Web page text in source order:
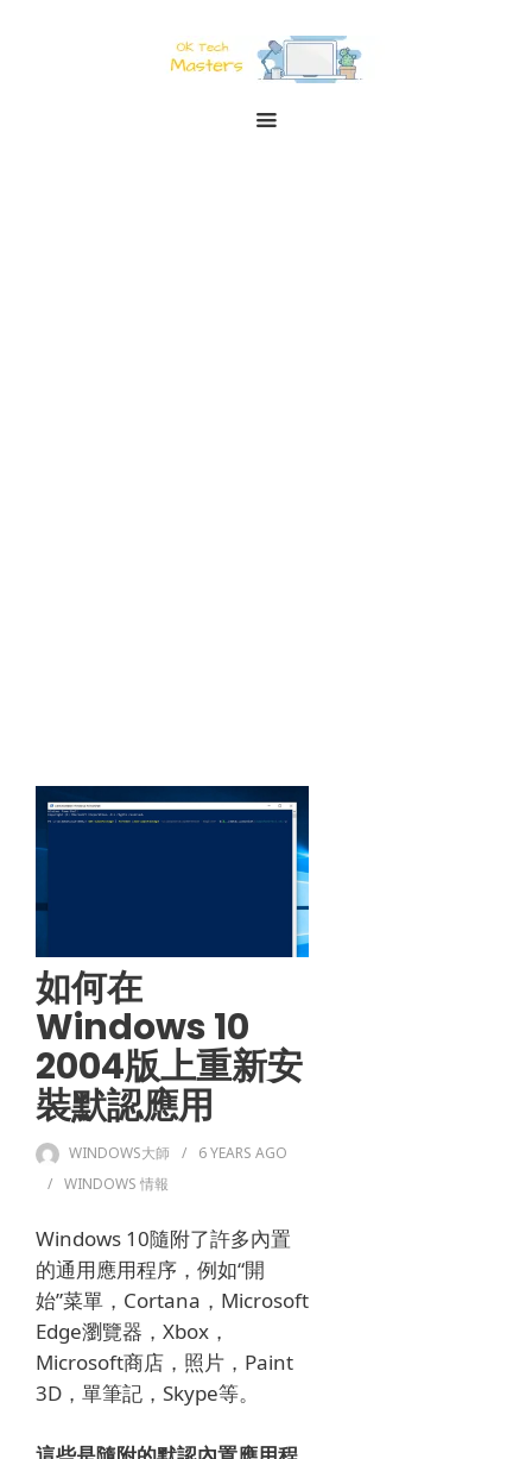
如何在
Windows 10
2004版上重新安
裝默認應用
WINDOWS大師 6 YEARS AGO
WINDOWS 情報
Windows 10隨附了許多內置
的通用應用程序，例如“開
始”菜單，Cortana，Microsoft
Edge瀏覽器，Xbox，
Microsoft商店，照片，Paint
3D，單筆記，Skype等。